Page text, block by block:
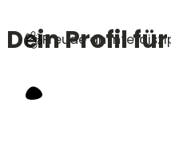
Dein Profil
Freude an